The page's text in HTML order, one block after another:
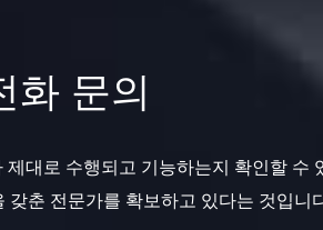
화 문의
대로 수행되고 기능하는지 확인할 수
갖춘 전문가를 확보하고 있다는 것입니